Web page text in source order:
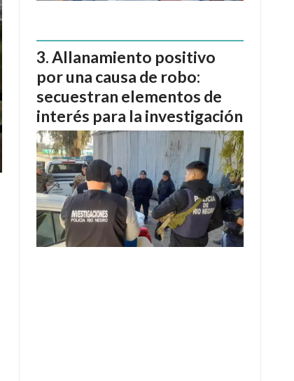
Allanamiento positivo
por una causa de robo:
secuestran elementos de
interés para la investigación